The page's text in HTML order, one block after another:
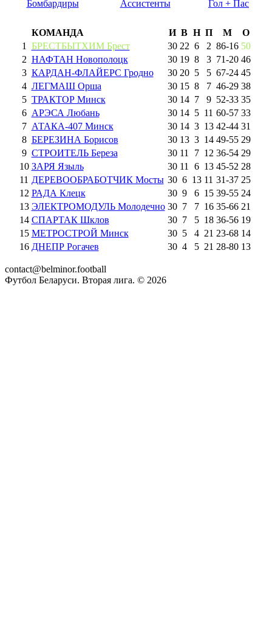
Бомбардиры Ассистенты Гол + Пас
КОМАНДА И В Н П М
О
1
БРЕСТБЫТХИМ Брест 30 22 6 2 86-16 50
2 НАФТАН Новополоцк 30 19 8 3 71-20 46
3 КАРДАН-ФЛАЙЕРС Гродно 30 20 5 5 67-24 45
4 ЛЕГМАШ Орша 30 15 8 7 46-29 38
5 ТРАКТОР Минск 30 14 7 9 52-33 35
6 АРЭСА Любань 30 14 5 11 60-57 33
7 АТАКА-407 Минск 30 14 3 13 42-44 31
8 БЕРЕЗИНА Борисов 30 13 3 14 49-55 29
9 СТРОИТЕЛЬ Береза 30 11 7 12 36-54 29
10 ЗАРЯ Языль 30 11 6 13 45-52 28
11 ДЕРЕВООБРАБОТЧИК Мосты 30 6 13 11 31-37 25
12 РАДА Клецк 30 9 6 15 39-55 24
13 ЭЛЕКТРОМОДУЛЬ Молодечно 30 7 7 16 35-66 21
14 СПАРТАК Шклов 30 7 5 18 36-56 19
15 МЕТРОСТРОЙ Минск 30 5 4 21 23-68 14
16 ДНЕПР Рогачев 30 4 5 21 28-80 13
contact@belminor.football
Футбол Беларуси. Вторая лига. © 2026